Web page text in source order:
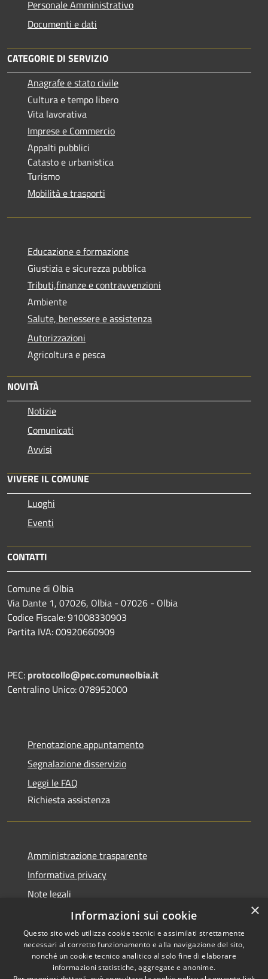
Personale Amministrativo
Documenti e dati
CATEGORIE DI SERVIZIO
Anagrafe e stato civile
Cultura e tempo libero
Vita lavorativa
Imprese e Commercio
Appalti pubblici
Catasto e urbanistica
Turismo
Mobilità e trasporti
Educazione e formazione
Giustizia e sicurezza pubblica
Tributi,finanze e contravvenzioni
Ambiente
Salute, benessere e assistenza
Autorizzazioni
Agricoltura e pesca
NOVITÀ
Notizie
Comunicati
Avvisi
VIVERE IL COMUNE
Luoghi
Eventi
CONTATTI
Comune di Olbia
Via Dante 1, 07026, Olbia - 07026 - Olbia
Codice Fiscale: 91008330903
Partita IVA: 00920660909
PEC: protocollo@pec.comuneolbia.it
Centralino Unico: 078952000
Prenotazione appuntamento
Segnalazione disservizio
Leggi le FAQ
Richiesta assistenza
Amministrazione trasparente
Informativa privacy
Note legali
Dichiarazione di accessibilità
RSS Copyright © 2026 • Comune di
×
Informazioni sui cookie
Questo sito web utilizza cookie tecnici e assimilati strettamente
necessari al corretto funzionamento e alla navigazione del sito,
nonché un cookie tecnico analitico al solo fine di elaborare
informazioni statistiche, aggregate e anonime.